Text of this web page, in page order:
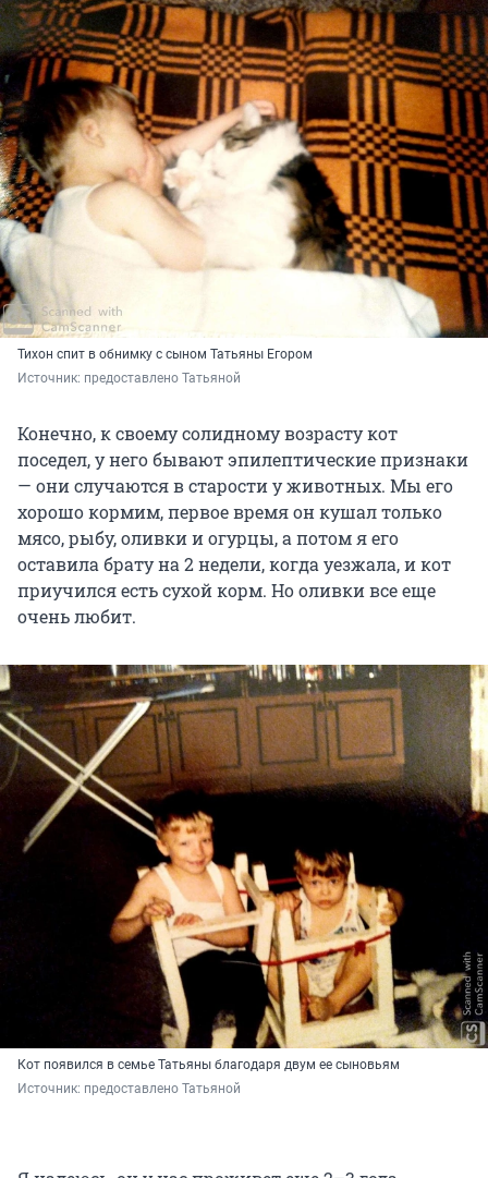
Тихон спит в обнимку с сыном Татьяны Егором
Источник: предоставлено Татьяной
Конечно, к своему солидному возрасту кот
поседел, у него бывают эпилептические признаки
— они случаются в старости у животных. Мы его
хорошо кормим, первое время он кушал только
мясо, рыбу, оливки и огурцы, а потом я его
оставила брату на 2 недели, когда уезжала, и кот
приучился есть сухой корм. Но оливки все еще
очень любит.
Кот появился в семье Татьяны благодаря двум ее сыновьям
Источник: предоставлено Татьяной